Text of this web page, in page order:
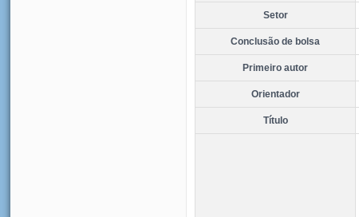
Setor
Conclusão de bolsa
Primeiro autor
Orientador
Título